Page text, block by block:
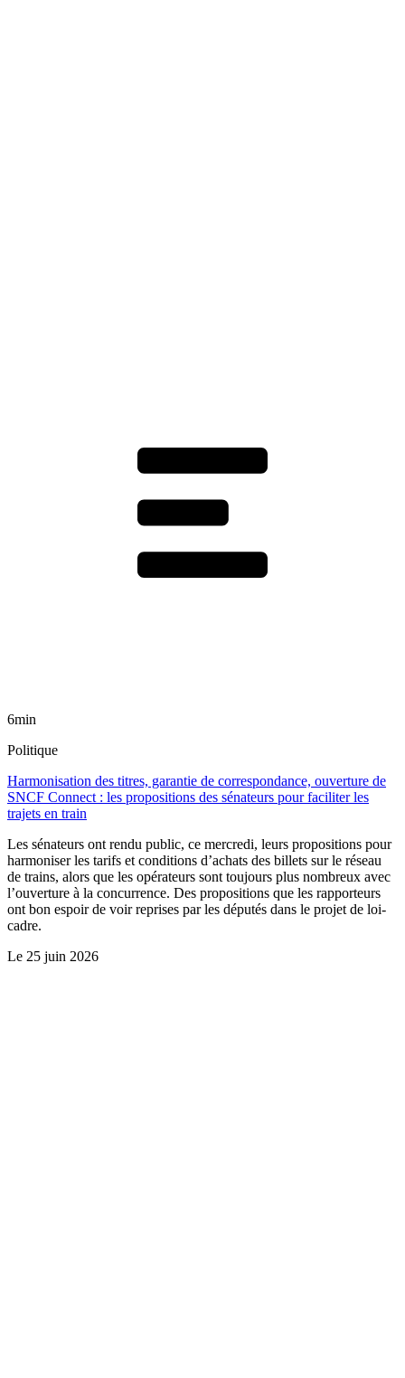
6min
Politique
Harmonisation des titres, garantie de correspondance, ouverture de
SNCF Connect : les propositions des sénateurs pour faciliter les
trajets en train
Les sénateurs ont rendu public, ce mercredi, leurs propositions pour
harmoniser les tarifs et conditions d’achats des billets sur le réseau
de trains, alors que les opérateurs sont toujours plus nombreux avec
l’ouverture à la concurrence. Des propositions que les rapporteurs
ont bon espoir de voir reprises par les députés dans le projet de loi-
cadre.
Le 25 juin 2026